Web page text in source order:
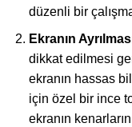
düzenli bir
Ekranın
dikkat edilmesi
ekranın hassas
için özel bir ince
ekranın